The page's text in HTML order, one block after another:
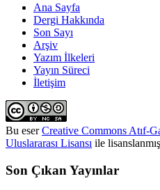
Ana Sayfa
Dergi Hakkında
Son Sayı
Arşiv
Yazım İlkeleri
Yayın Süreci
İletişim
Bu eserCreative Commons Atıf-
Uluslararası Lisansı ile
Son Çıkan Yayınlar